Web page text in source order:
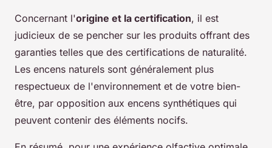
Concernant l'origine et la certification, il est
judicieux de se pencher sur les produits offrant des
garanties telles que des certifications de naturalité.
Les encens naturels sont généralement plus
respectueux de l'environnement et de votre bien-
être, par opposition aux encens synthétiques qui
peuvent contenir des éléments nocifs.